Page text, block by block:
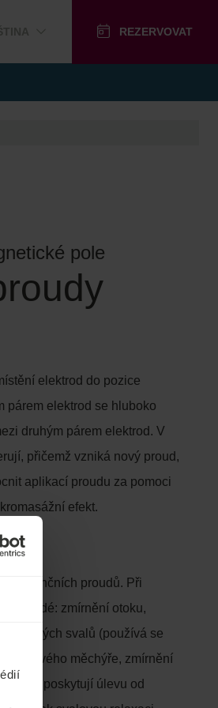
REZERVOVAT
pole
elektrod do pozice
párem elektrod se hluboko
druhým párem elektrod. V
přičemž vzniká nový proud,
aplikací proudu za pomoci
efekt.
proudů. Při
zmírnění otoku,
svalů (používá se
močového měchýře, zmírnění
Hz poskytují úlevu od